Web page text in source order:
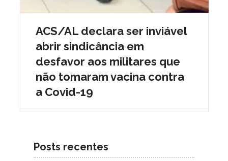
ACS/AL declara ser inviável
abrir sindicância em
desfavor aos militares que
não tomaram vacina contra
a Covid-19
Posts recentes